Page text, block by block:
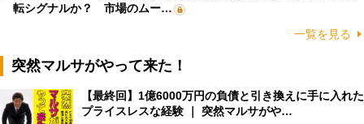
転シグナルか？ 市場のムー…
一覧を見る
突然マルサがやって来た！
【最終回】1億6000万円の負債と引き換えに手に入れた
プライスレスな経験 ｜ 突然マルサがや…